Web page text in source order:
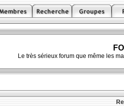
Le très sérieux forum que même les